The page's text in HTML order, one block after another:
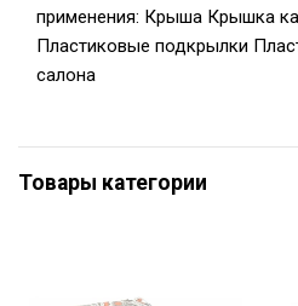
применения: Крыша Крышка
Пластиковые подкрылки
салона
Товары категории